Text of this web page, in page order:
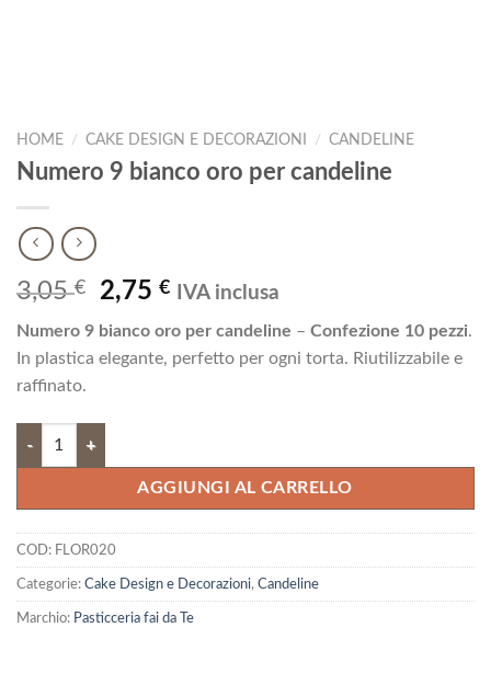
HOME / CAKE DESIGN E DECORAZIONI / CANDELINE
Numero 9 bianco oro per candeline
3,05€
Il
originale
era:
2,75€Il
attuale
è:
IVA inclusa
Numero 9 bianco oro per candeline – Confezione 10 pezzi.
In plastica elegante, perfetto per ogni torta. Riutilizzabile e
raffinato.
Numero 9 bianco oro per candeline quantità
AGGIUNGI AL CARRELLO
COD: FLOR020
Categorie: Cake Design e Decorazioni, Candeline
Marchio: Pasticceria fai da Te